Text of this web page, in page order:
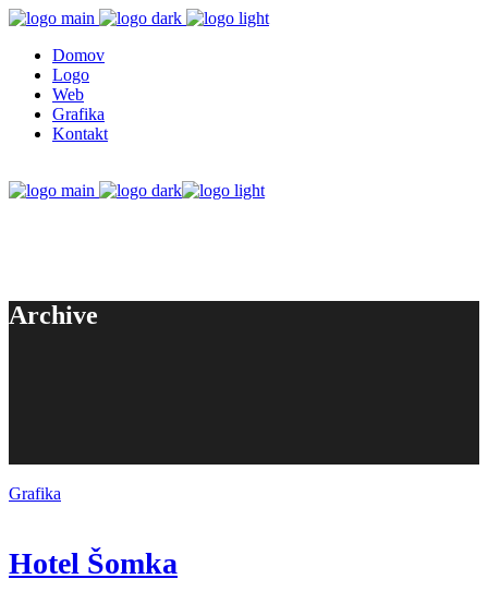
Domov
Logo
Web
Grafika
Kontakt
Archive
Grafika
Hotel Šomka